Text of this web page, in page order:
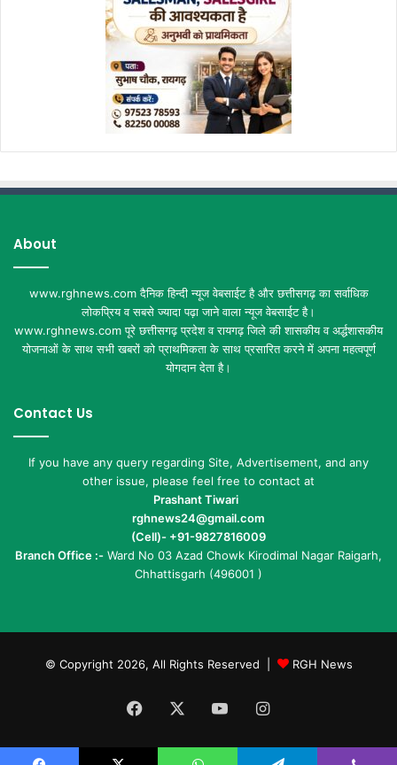
About
www.rghnews.com दैनिक हिन्दी न्यूज वेबसाईट है और छत्तीसगढ़ का सर्वाधिक
लोकप्रिय व सबसे ज्यादा पढ़ा जाने वाला न्यूज वेबसाईट है।
www.rghnews.com पूरे छत्तीसगढ़ प्रदेश व रायगढ़ जिले की शासकीय व अर्द्धशासकीय
योजनाओं के साथ सभी खबरों को प्राथमिकता के साथ प्रसारित करने में अपना महत्वपूर्ण
योगदान देता है।
Contact Us
If you have any query regarding Site, Advertisement, and any
other issue, please feel free to contact at
Prashant Tiwari
rghnews24@gmail.com
(Cell)- +91-9827816009
Branch Office :- Ward No 03 Azad Chowk Kirodimal Nagar Raigarh,
Chhattisgarh (496001 )
© Copyright 2026, All Rights Reserved | RGH News
Facebook YouTubeInstagram